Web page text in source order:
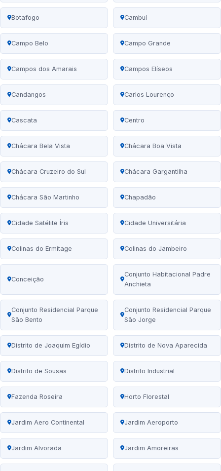
Botafogo Cambuí
Campo Belo Campo Grande
Campos dos Amarais Campos Elíseos
Candangos Carlos Lourenço
Cascata Centro
Chácara Bela Vista Chácara Boa Vista
Chácara Cruzeiro do Sul Chácara Gargantilha
Chácara São Martinho Chapadão
Cidade Satélite Íris Cidade Universitária
Colinas do Ermitage Colinas do Jambeiro
Conceição
Conjunto Habitacional Padre
Anchieta
Conjunto Residencial Parque
São Bento
Conjunto Residencial Parque
São Jorge
Distrito de Joaquim Egídio Distrito de Nova Aparecida
Distrito de Sousas Distrito Industrial
Fazenda Roseira Horto Florestal
Jardim Aero Continental Jardim Aeroporto
Jardim Alvorada Jardim Amoreiras